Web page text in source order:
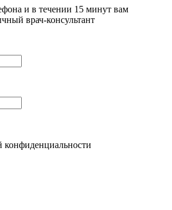
и в течении 15 минут вам
врач-консультант
конфиденциальности